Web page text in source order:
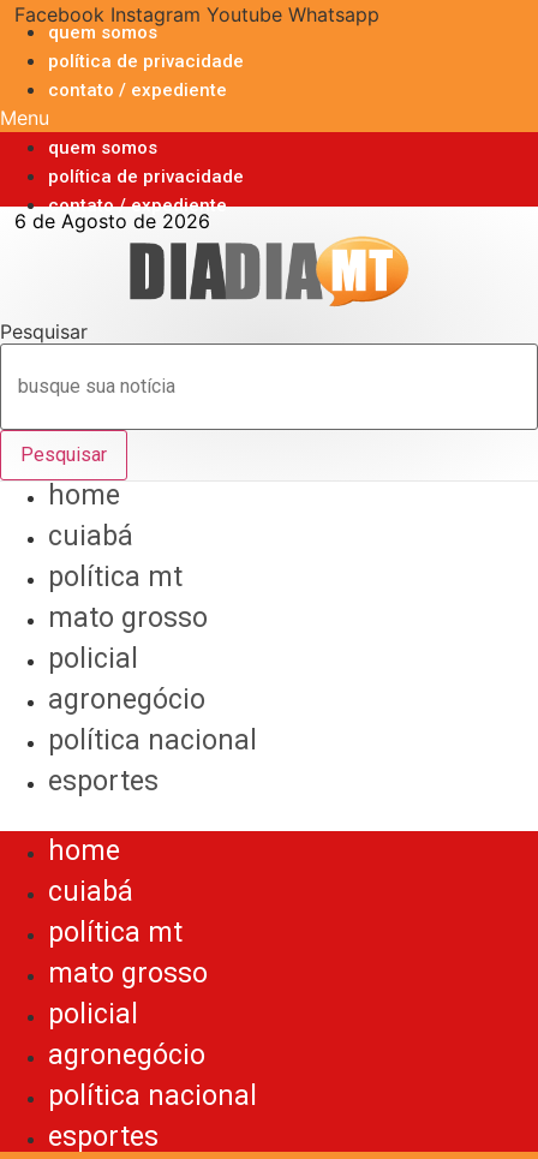
para
conteúdo
Facebook Instagram Youtube Whatsapp
quem somos
política de privacidade
contato / expediente
Menu
quem somos
política de privacidade
contato / expediente
6 de Agosto de 2026
Pesquisar
Pesquisar
home
cuiabá
política mt
mato grosso
policial
agronegócio
política nacional
esportes
home
cuiabá
política mt
mato grosso
policial
agronegócio
política nacional
esportes